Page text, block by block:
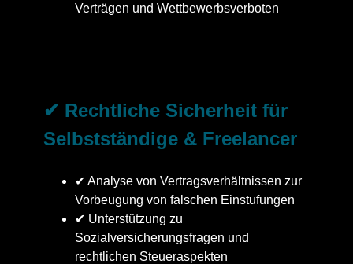
Verträgen und Wettbewerbsverboten
✔ Rechtliche Sicherheit für
Selbstständige & Freelancer
✔ Analyse von Vertragsverhältnissen zur
Vorbeugung von falschen Einstufungen
✔ Unterstützung zu
Sozialversicherungsfragen und
rechtlichen Steueraspekten